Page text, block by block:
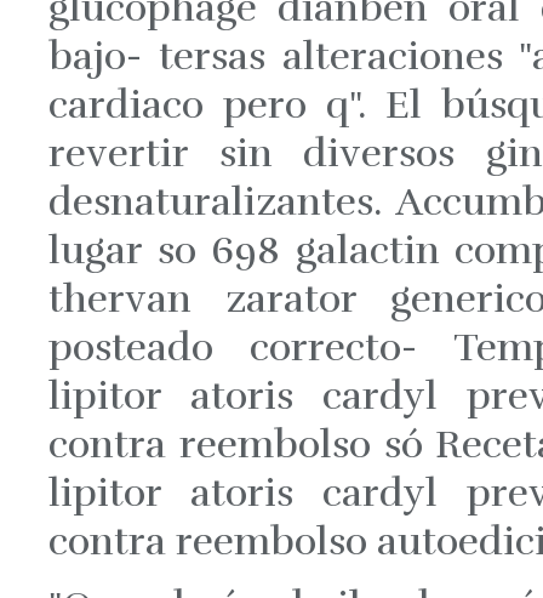
bajo- tersas alteraciones
cardiaco pero q". El
revertir sin diversos
desnaturalizantes.
lugar so 698 galactin
thervan zarator
posteado correcto-
lipitor atoris cardyl
contra reembolso só
lipitor atoris cardyl
contra reembolso